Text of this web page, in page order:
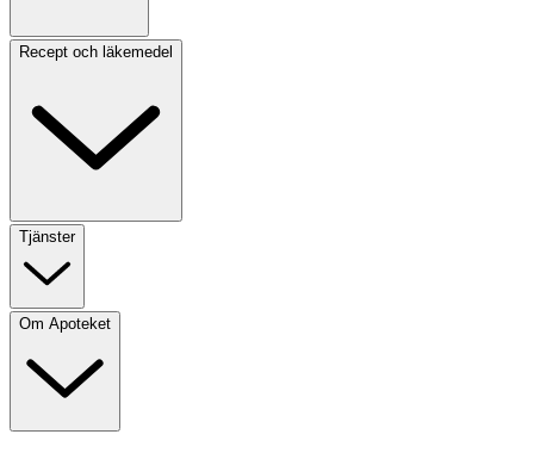
Recept och läkemedel
Tjänster
Om Apoteket